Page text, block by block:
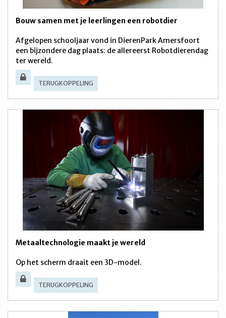
Bouw samen met je leerlingen een robotdier
Afgelopen schooljaar vond in DierenPark Amersfoort
een bijzondere dag plaats: de allereerst Robotdierendag
ter wereld.
TERUGKOPPELING
Metaaltechnologie maakt je wereld
Op het scherm draait een 3D-model.
TERUGKOPPELING